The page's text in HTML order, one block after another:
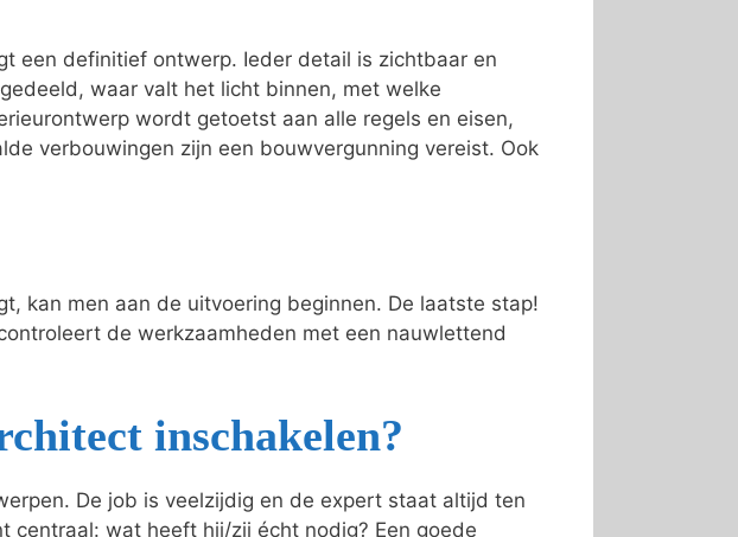
een definitief ontwerp. Ieder detail is zichtbaar en
waar valt het licht binnen, met welke
wordt getoetst aan alle regels en eisen,
verbouwingen zijn een bouwvergunning vereist. Ook
kan men aan de uitvoering beginnen. De laatste stap!
de werkzaamheden met een nauwlettend
inschakelen?
De job is veelzijdig en de expert staat altijd ten
centraal: wat heeft hij/zij écht nodig? Een goede